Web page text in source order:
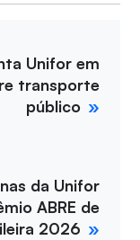
Unifor em
transporte
público
da Unifor
ABRE de
2026